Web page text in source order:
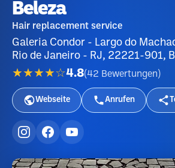
Beleza
Hair replacement service
Galeria Condor - Largo do
Rio de Janeiro - RJ, 22221-901,
★★★★☆4.8(42 Bewertungen )
Webseite Anrufen